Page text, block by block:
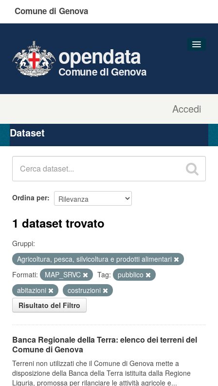
Comune di Genova
Accedi
opendata
Comune di Genova
Organizzazioni
Gruppi
Dataset
Ordina per
1 dataset trovato
Gruppi:
Agricoltura, pesca, silvicoltura e prodotti alimentari
Formati:
MAP_SRVC Tag:
pubblico
abitazioni
costruzioni
Risultato del Filtro
Banca Regionale della Terra: elenco dei terreni del
Comune di Genova
Terreni non utilizzati che il Comune di Genova mette a
disposizione della Banca della Terra istituita dalla Regione
Liguria, promossa per rilanciare le attività agricole e...